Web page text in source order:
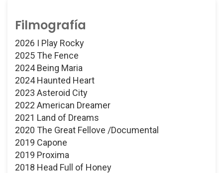
Filmografía
2026 I Play Rocky
2025 The Fence
2024 Being Maria
2024 Haunted Heart
2023 Asteroid City
2022 American Dreamer
2021 Land of Dreams
2020 The Great Fellove /Documental
2019 Capone
2019 Proxima
2018 Head Full of Honey